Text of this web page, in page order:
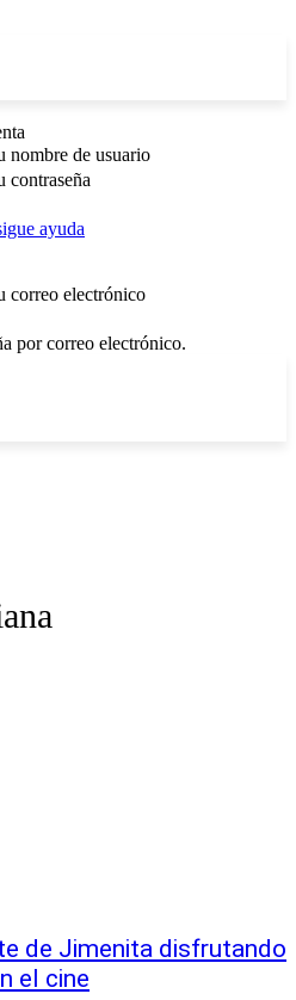
nombre de usuario
contraseña
ayuda
correo electrónico
por correo electrónico.
de Jimenita disfrutando
el cine